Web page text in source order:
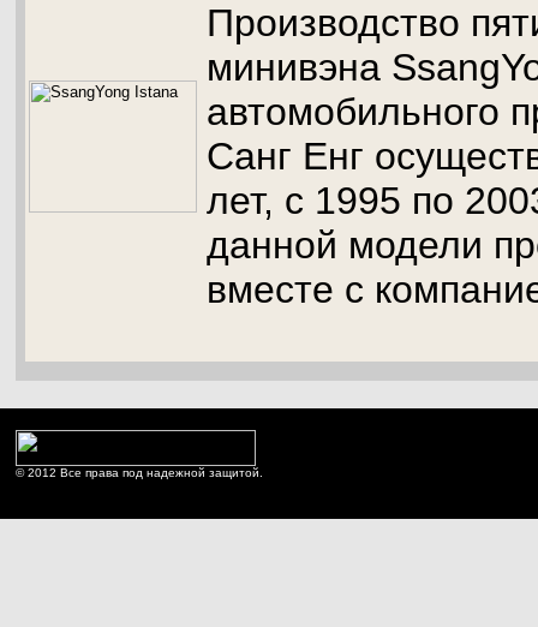
Производство
минивэна
автомобильного
Санг Енг
лет, с 1995 по
данной модели
вместе с
© 2012 Все права под надежной защитой.